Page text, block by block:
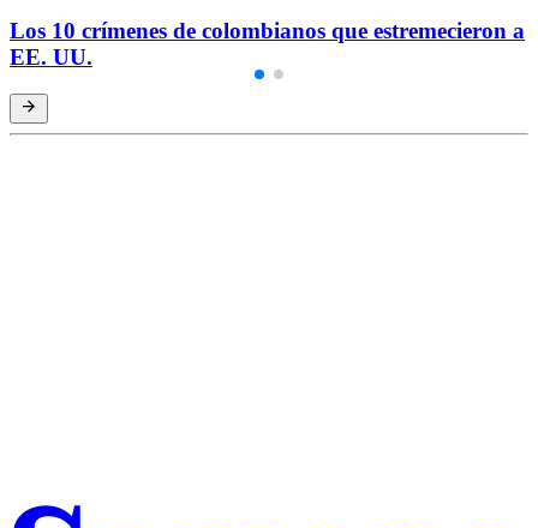
Los 10 crímenes de colombianos que estremecieron a
EE. UU.